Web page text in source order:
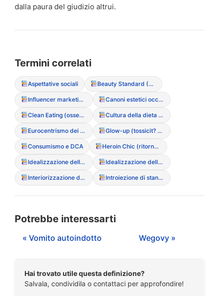
dalla paura del giudizio altrui.
Termini correlati
Aspettative sociali Beauty Standard (Standard di bellezza)
Influencer marketing e integratori alimentari Canoni estetici occidentali
Clean Eating (ossessione culturale per il cibo “puro”) Cultura della dieta (Diet Culture)
Eurocentrismo dei canoni estetici Glow-up (tossicit? della trasformazione fisica rapida)
Consumismo e DCA Heroin Chic (ritorno dei trend estetici anni ’90)
Idealizzazione della magrezza Idealizzazione della magrezza (Media)
Interiorizzazione dello stigma di peso Introiezione di standard estetici
Potrebbe interessarti
« Vomito autoindotto Wegovy »
Hai trovato utile questa definizione?
Salvala, condividila o contattaci per approfondire!